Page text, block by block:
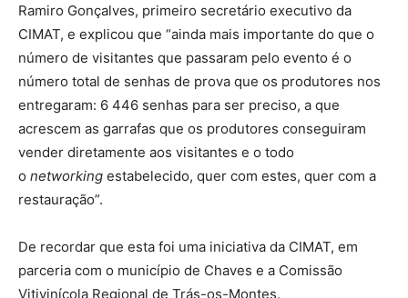
Ramiro Gonçalves, primeiro secretário executivo da
CIMAT, e explicou que “ainda mais importante do que o
número de visitantes que passaram pelo evento é o
número total de senhas de prova que os produtores nos
entregaram: 6 446 senhas para ser preciso, a que
acrescem as garrafas que os produtores conseguiram
vender diretamente aos visitantes e o todo
o networking estabelecido, quer com estes, quer com a
restauração”.
De recordar que esta foi uma iniciativa da CIMAT, em
parceria com o município de Chaves e a Comissão
Vitivinícola Regional de Trás-os-Montes.